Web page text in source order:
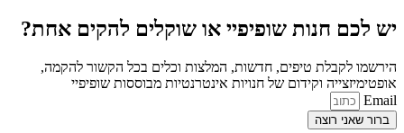
יש לכם חנות שופיפיי או שוקלים להקים אחת?
הירשמו לקבלת טיפים, חדשות, המלצות וכלים בכל הקשור להקמה,
אופטימיזצייה וקידום של חנויות אינטרנטיות מבוססות שופיפיי
Email
ברור שאני רוצה